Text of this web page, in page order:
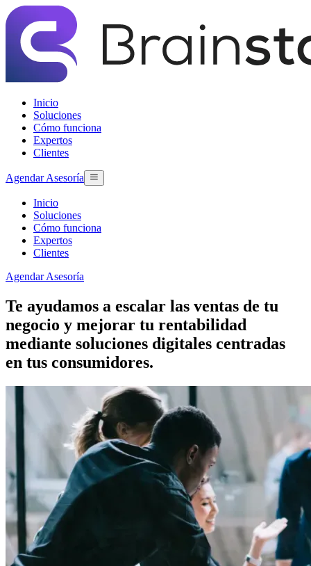
Inicio
Soluciones
Cómo funciona
Expertos
Clientes
Agendar Asesoría
Inicio
Soluciones
Cómo funciona
Expertos
Clientes
Agendar Asesoría
Te ayudamos a escalar las ventas de tu
negocio y mejorar tu rentabilidad
mediante soluciones digitales centradas
en tus consumidores.